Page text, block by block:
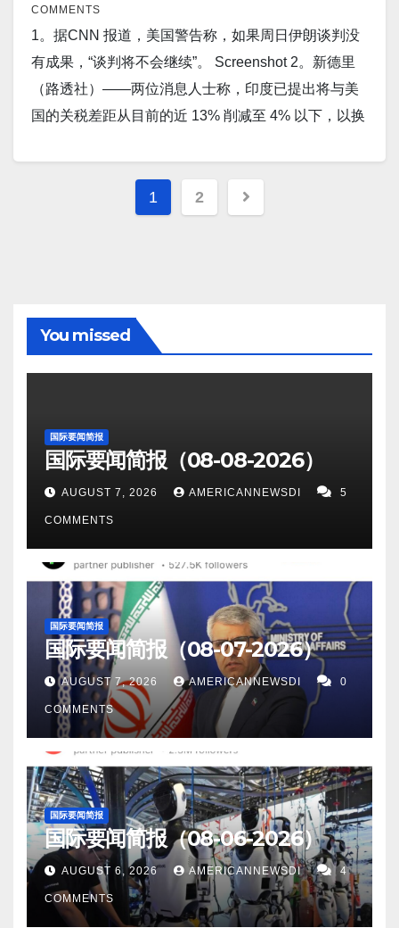
标准桌面 3D 打印机制造，也可从常见的在线平台采
购。 Screenshot 7。据Fox News 报道，FBI副局长邦
吉诺：非法移民罪犯和儿童性侵犯者是下一步打击目
标。 Screenshot 8。据Business Insider报道，科技公
机器人与人类在仓库、医院、餐厅和家中协同工作的
平台。他们的目标是，能够搬运物品并双足行走的人
形机器人能够填补各行各业的劳动力短缺，并承担可
近在美国宇航局（NASA）的资助下开展的一项研究揭
示了地球生命最终灭绝的一个意想不到的原因：氧气
的流失。与人们对小行星撞击或全球变暖的普遍担忧
约十亿年后使地球不再适合复杂的生命形式生存。氧
气水平的缓慢下降对地球生命构成了长期挑战，远远
界上最活跃的海底火山之一，宽超过一英里，距海底
3600英尺。位于太平洋胡安德富卡海岭，距俄勒冈州
加农海滩以西约 480 公里（298 英里）。在过去的三
十年里，它已经喷发了三次。…
COMMENTS
1。据CNN 报道，美国警告称，如果周日伊朗谈判没
有成果，“谈判将不会继续”。 Screenshot 2。新德里
（路透社）——两位消息人士称，印度已提出将与美
国的关税差距从目前的近 13% 削减至 4% 以下，以换
Earth.com报道，火山白金：美国发现价值1.5万亿美元
示担忧。 Screenshot 4。据The US Sun报道，超
过 100 架印度和巴基斯坦战斗机“在现代战争中最大的
间充电的超级电容器。 Screenshot 6。据Latin Times
报道，巴拿马总统不顾众怒坚持允许美军进入军事设
施的协议。 Screenshot 7。据EWIZ报道，中国制造的
PL-15空对空导弹部件完好无损地落入印度境内。本周
对空导弹的尾部及其他部件在印度与巴基斯坦边境的
一场空战中坠毁。 Screenshot 8。据Fox News报道，
特朗普停止对胡塞武装的军事打击，但专家警告称伊
朗支持的恐怖组织仍然是主要威胁。 Screenshot 9。
据CNN 报道，美国和乌克兰其他盟友向普京施压，威
胁称若普京拒绝 30 天停火，将实施新一轮制裁。
Screenshot 10。据The Guardian报道，巴基斯坦国家
电视台报道，巴基斯坦对印度发动报复性打击。
Screenshot 11。据The US Sun报道，西方官员在乌克
兰首都举行会晤时，美国情报部门警告称，普京“随
时”计划对基辅发动大规模空袭。…
Posts
pagination
1 2
You missed
国际要闻简报
国际要闻简报（08-08-2026）
AUGUST 7, 2026 AMERICANNEWSDI 5
COMMENTS
国际要闻简报
国际要闻简报（08-07-2026）
AUGUST 7, 2026 AMERICANNEWSDI 0
COMMENTS
国际要闻简报
国际要闻简报（08-06-2026）
AUGUST 6, 2026 AMERICANNEWSDI 4
COMMENTS